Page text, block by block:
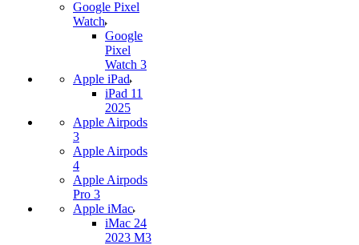
Google Pixel
Watch
Google
Pixel
Watch 3
Apple iPad
iPad 11
2025
Apple Airpods
3
Apple Airpods
4
Apple Airpods
Pro 3
Apple iMac
iMac 24
2023 M3